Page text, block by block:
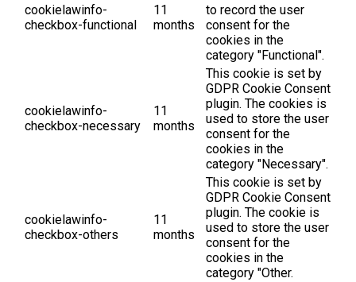
cookielawinfo-
checkbox-functional
11
months
to record the user
consent for the
cookies in the
category "Functional".
cookielawinfo-
checkbox-necessary
11
months
This cookie is set by
GDPR Cookie Consent
plugin. The cookies is
used to store the user
consent for the
cookies in the
category "Necessary".
cookielawinfo-
checkbox-others
11
months
This cookie is set by
GDPR Cookie Consent
plugin. The cookie is
used to store the user
consent for the
cookies in the
category "Other.